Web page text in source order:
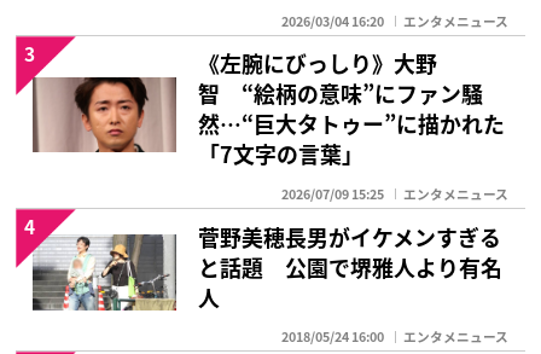
2026/03/04 16:20 エンタメニュース
《左腕にびっしり》大野
智 “絵柄の意味”にファン騒
然…“巨大タトゥー”に描かれた
「7文字の言葉」
2026/07/09 15:25 エンタメニュース
3
菅野美穂長男がイケメンすぎる
と話題 公園で堺雅人より有名
人
2018/05/24 16:00 エンタメニュース
4